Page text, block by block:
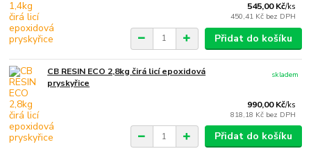
545,00 Kč/ks
450,41 Kč bez DPH
Přidat do košíku
CB RESIN ECO 2,8kg čirá licí epoxidová
pryskyřice
990,00 Kč/ks
818,18 Kč bez DPH
skladem
Přidat do košíku